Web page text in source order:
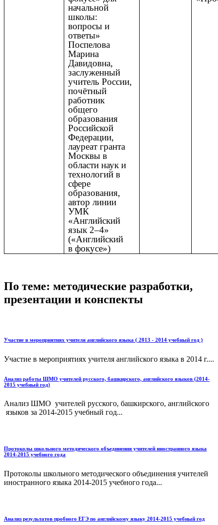
начальной
школы:
вопросы и
ответы»
Поспелова
Марина
Давидовна,
заслуженный
учитель России,
почётный
работник
общего
образования
Российской
Федерации,
лауреат гранта
Москвы в
области наук и
технологий в
сфере
образования,
автор линии
УМК
«Английский
язык 2–4»
(«Английский
в фокусе»)
По теме: методические разработки,
презентации и конспекты
Участие в мероприятиях учителя английского языка ( 2013 - 2014 учебный год )
Участие в мероприятиях учителя английского языка в 2014 г....
Анализ работы ШМО учителей русского, башкирского, английского языков (2014-
2015 учебный год)
Анализ ШМО учителей русского, башкирского, английского
языков за 2014-2015 учебный год...
Протоколы школьного методического объединения учителей иностранного языка
2014-2015 учебного года
Протоколы школьного методического объединения учителей
иностранного языка 2014-2015 учебного года...
Анализ результатов пробного ЕГЭ по английскому языку 2014-2015 учебный год